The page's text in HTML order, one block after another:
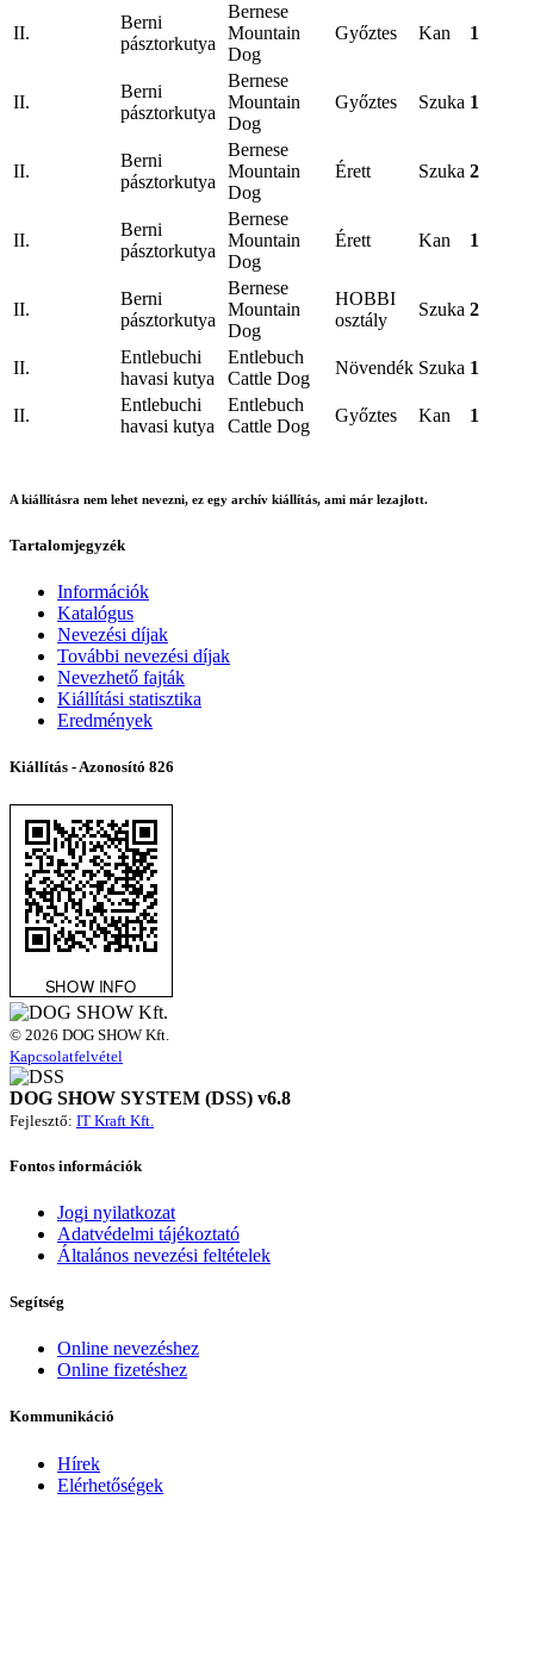
II.
Berni
pásztorkutya
Bernese
Mountain
Dog
Győztes Kan 1
II.
Berni
pásztorkutya
Bernese
Mountain
Dog
Győztes Szuka 1
II.
Berni
pásztorkutya
Bernese
Mountain
Dog
Érett Szuka 2
II.
Berni
pásztorkutya
Bernese
Mountain
Dog
Érett Kan 1
II.
Berni
pásztorkutya
Bernese
Mountain
Dog
HOBBI
osztály
Szuka 2
II.
Entlebuchi
havasi kutya
Entlebuch
Cattle Dog
Növendék Szuka 1
II.
Entlebuchi
havasi kutya
Entlebuch
Cattle Dog
Győztes Kan 1
A kiállításra nem lehet nevezni, ez egy archív kiállítás, ami már lezajlott.
Tartalomjegyzék
Információk
Katalógus
Nevezési díjak
További nevezési díjak
Nevezhető fajták
Kiállítási statisztika
Eredmények
Kiállítás - Azonosító 826
© 2026 DOG SHOW Kft.
Kapcsolatfelvétel
DOG SHOW SYSTEM (DSS) v6.8
Fejlesztő: IT Kraft Kft.
Fontos információk
Jogi nyilatkozat
Adatvédelmi tájékoztató
Általános nevezési feltételek
Segítség
Online nevezéshez
Online fizetéshez
Kommunikáció
Hírek
Elérhetőségek